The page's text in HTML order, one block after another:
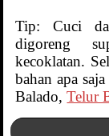
Tip: Cuci
digoreng
kecoklatan.
bahan apa
Balado,Telur